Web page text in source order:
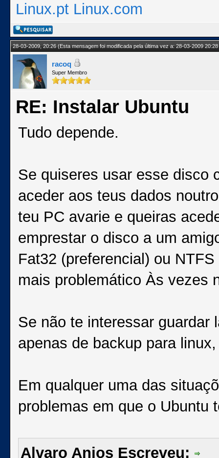
Linux.pt Linux.com
28-03-2009, 20:26(Esta mensagem foi modificada pela última vez a: 28-03-2009
racoq
Super Membro
RE: Instalar Ubuntu
Tudo depende.
Se quiseres usar esse disco
aceder aos teus dados
teu PC avarie e queiras
emprestar o disco a um
Fat32 (preferencial) ou
mais problemático Às vezes
Se não te interessar guardar
apenas de backup para
Em qualquer uma das
problemas em que o Ubuntu
Alvaro Anjos Escreveu: